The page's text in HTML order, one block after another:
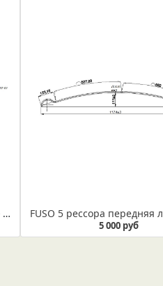
FUSO 5 рессора передняя лист № 1 (Арт. IR 05-07-01)
5 000 руб